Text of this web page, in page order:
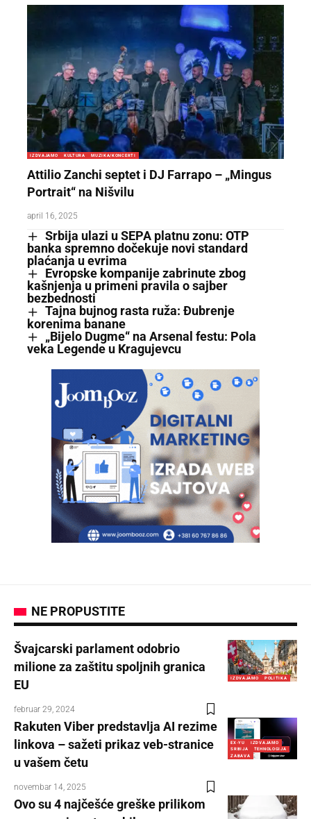
IZDVAJAMO KULTURA MUZIKA/KONCERTI
Attilio Zanchi septet i DJ Farrapo – „Mingus
Portrait“ na Nišvilu
april 16, 2025
Srbija ulazi u SEPA platnu zonu: OTP
banka spremno dočekuje novi standard
plaćanja u evrima
Evropske kompanije zabrinute zbog
kašnjenja u primeni pravila o sajber
bezbednosti
Tajna bujnog rasta ruža: Đubrenje
korenima banane
„Bijelo Dugme“ na Arsenal festu: Pola
veka Legende u Kragujevcu
NE PROPUSTITE
IZDVAJAMO POLITIKA
Švajcarski parlament odobrio
milione za zaštitu spoljnih granica
EU
februar 29, 2024
EX-YU
IZDVAJAMO
SRBIJA
TEHNOLOGIJA
ZABAVA
Rakuten Viber predstavlja AI rezime
linkova – sažeti prikaz veb-stranice
u vašem četu
novembar 14, 2025
Ovo su 4 najčešće greške prilikom